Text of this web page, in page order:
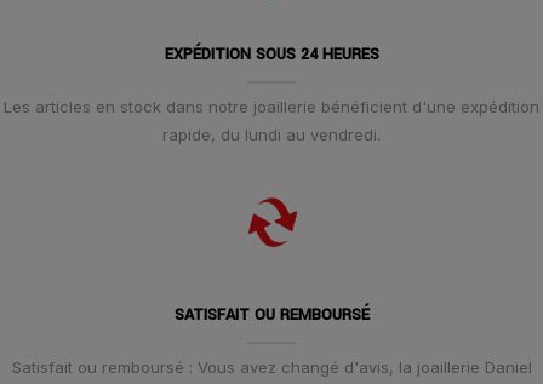
EXPÉDITION SOUS 24 HEURES
Les articles en stock dans notre joaillerie bénéficient d'une expédition
rapide, du lundi au vendredi.
SATISFAIT OU REMBOURSÉ
Satisfait ou remboursé : Vous avez changé d'avis, la joaillerie Daniel